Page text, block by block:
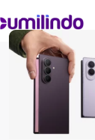
One
Inilah